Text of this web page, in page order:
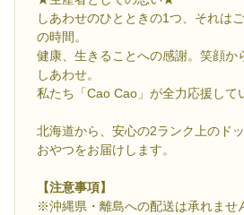
しあわせのひとときの1つ、それは
の時間。
健康、生きることへの感謝。笑顔か
しあわせ。
私たち「Cao Cao」が全力応援して
北海道から、安心の2ランク上のド
おやつをお届けします。
【注意事項】
※沖縄県・離島への配送は承れませ